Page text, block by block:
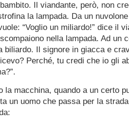
Il viandante, però, non
la lampada. Da un
“Voglio un miliardo!” dice il
nella lampada. Ad un
biliardo. Il signore in giacca e
Perché, tu credi che io gli
la macchina, quando a un certo
un uomo che passa per la